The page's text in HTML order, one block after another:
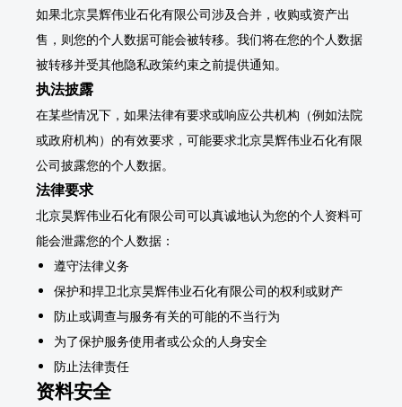
如果北京昊辉伟业石化有限公司涉及合并，收购或资产出
售，则您的个人数据可能会被转移。我们将在您的个人数据
被转移并受其他隐私政策约束之前提供通知。
执法披露
在某些情况下，如果法律有要求或响应公共机构（例如法院
或政府机构）的有效要求，可能要求北京昊辉伟业石化有限
公司披露您的个人数据。
法律要求
北京昊辉伟业石化有限公司可以真诚地认为您的个人资料可
能会泄露您的个人数据：
遵守法律义务
保护和捍卫北京昊辉伟业石化有限公司的权利或财产
防止或调查与服务有关的可能的不当行为
为了保护服务使用者或公众的人身安全
防止法律责任
资料安全